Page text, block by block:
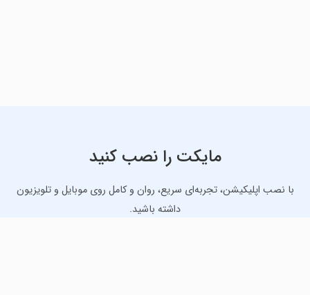
مایکت را نصب کنید
با نصب اپلیکیشن، تجربه‌ای سریع، روان و کامل روی موبایل و تلویزیون
داشته باشید.